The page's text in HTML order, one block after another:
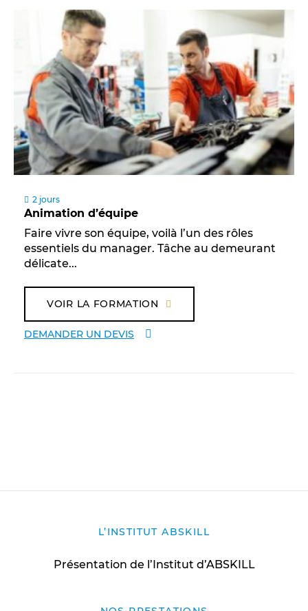
2 jours
Animation d’équipe
Faire vivre son équipe, voilà l’un des rôles
essentiels du manager. Tâche au demeurant
délicate...
VOIR LA FORMATION
DEMANDER UN DEVIS
L’INSTITUT ABSKILL
Présentation de l’Institut d’ABSKILL